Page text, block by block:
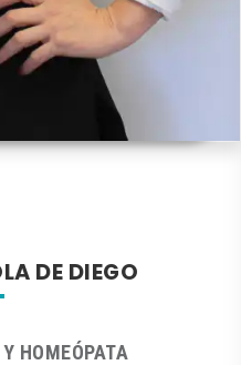
DE DIEGO
HOMEÓPATA